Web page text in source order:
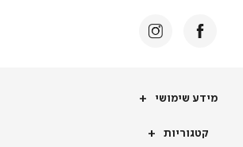
מידע
מידע שימושי
קטגוריותקטגוריות